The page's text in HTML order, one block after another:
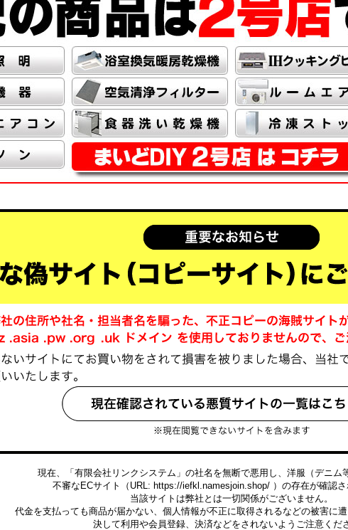
現在、「有限会社リンクシステム」の社名を無断で悪用し、洋服（デニム
不審なECサイト（URL: https://iefkl.namesjoin.shop/ ）の存在が確認さ
当該サイトは弊社とは一切関係がございません。
代金を支払っても商品が届かない、個人情報が不正に取得されるなどの被害に遭
決して利用や会員登録、決済などをされないようご注意くだ